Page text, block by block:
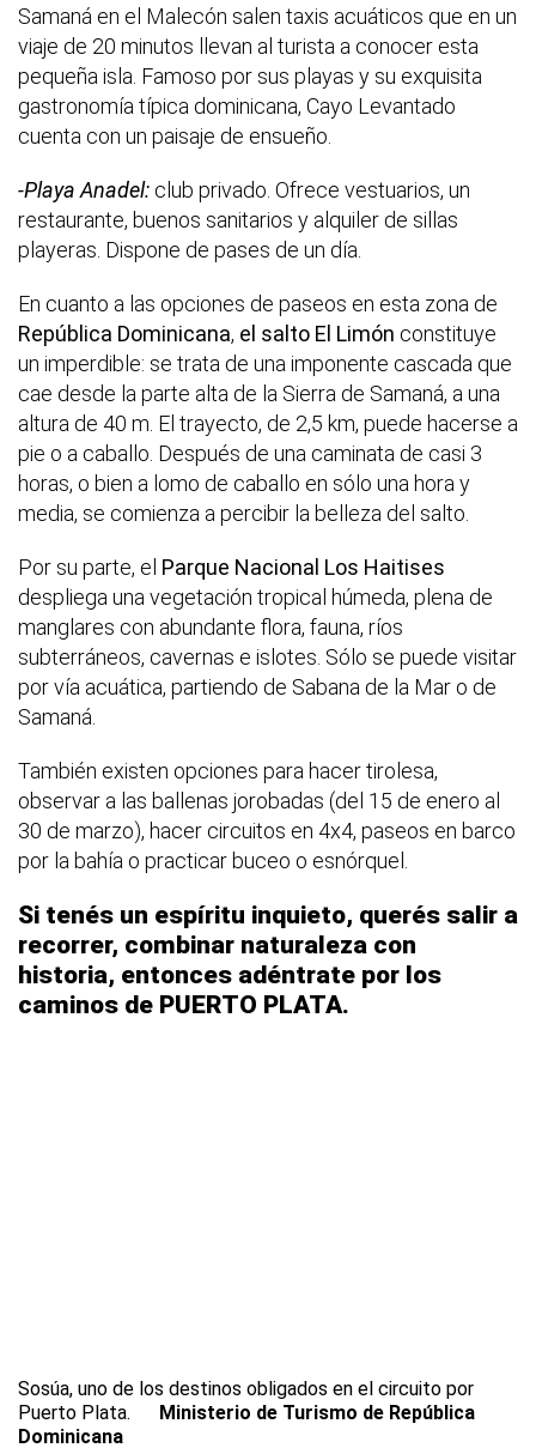
Samaná en el Malecón salen taxis acuáticos que en un
viaje de 20 minutos llevan al turista a conocer esta
pequeña isla. Famoso por sus playas y su exquisita
gastronomía típica dominicana, Cayo Levantado
cuenta con un paisaje de ensueño.
-Playa Anadel: club privado. Ofrece vestuarios, un
restaurante, buenos sanitarios y alquiler de sillas
playeras. Dispone de pases de un día.
En cuanto a las opciones de paseos en esta zona de
República Dominicana, el salto El Limón constituye
un imperdible: se trata de una imponente cascada que
cae desde la parte alta de la Sierra de Samaná, a una
altura de 40 m. El trayecto, de 2,5 km, puede hacerse a
pie o a caballo. Después de una caminata de casi 3
horas, o bien a lomo de caballo en sólo una hora y
media, se comienza a percibir la belleza del salto.
Por su parte, el Parque Nacional Los Haitises
despliega una vegetación tropical húmeda, plena de
manglares con abundante flora, fauna, ríos
subterráneos, cavernas e islotes. Sólo se puede visitar
por vía acuática, partiendo de Sabana de la Mar o de
Samaná.
También existen opciones para hacer tirolesa,
observar a las ballenas jorobadas (del 15 de enero al
30 de marzo), hacer circuitos en 4x4, paseos en barco
por la bahía o practicar buceo o esnórquel.
Si tenés un espíritu inquieto, querés salir a
recorrer, combinar naturaleza con
historia, entonces adéntrate por los
caminos de PUERTO PLATA.
Sosúa, uno de los destinos obligados en el circuito por
Puerto Plata.
Ministerio de Turismo de República
Dominicana